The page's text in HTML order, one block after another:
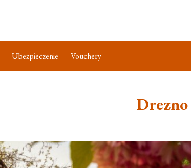
Ubezpieczenie Vouchery